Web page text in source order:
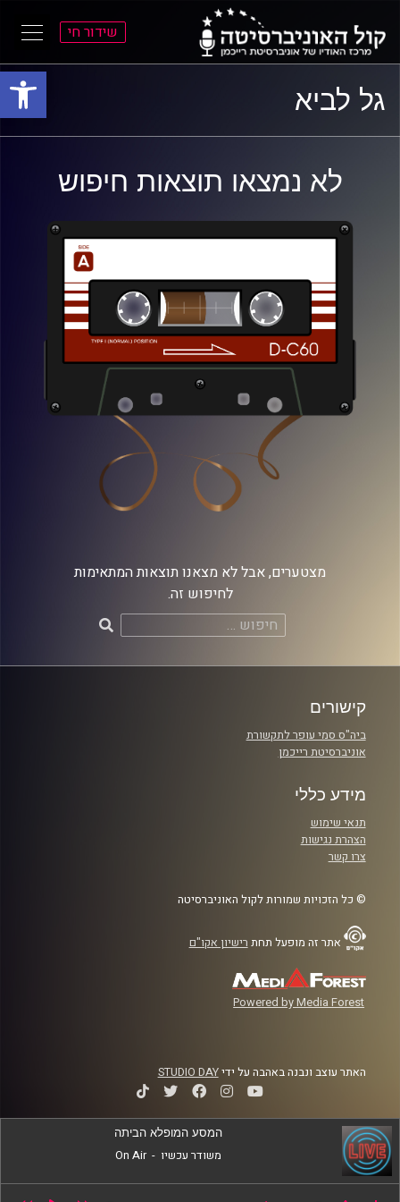
פתח
התפריט
הראשי
התוכן
הראשי
שידור חי
גל לביא
לא נמצאו תוצאות חיפוש
מצטערים, אבל לא מצאנו תוצאות המתאימות
לחיפוש זה.
חיפוש:
קישורים
ביה"ס סמי עופר לתקשורת
אוניברסיטת רייכמן
מידע כללי
תנאי שימוש
הצהרת נגישות
צרו קשר
© כל הזכויות שמורות לקול האוניברסיטה
אתר זה מופעל תחת רישיון אקו"ם
Powered by Media Forest
האתר עוצב ונבנה באהבה על ידיSTUDIO DAY
המסע המופלא הביתה
משודר עכשיו -
On Air